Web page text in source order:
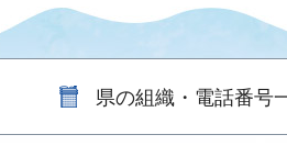
県の組織・電話番号